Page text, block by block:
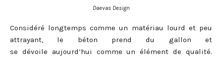
Daevas Design
Considéré longtemps comme un matériau lourd et peu
attrayant, le béton prend du gallon et
se dévoile aujourd’hui comme un élément de qualité.